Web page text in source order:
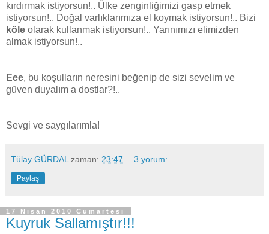
kırdırmak istiyorsun!.. Ülke zenginliğimizi gasp etmek
istiyorsun!.. Doğal varlıklarımıza el koymak istiyorsun!.. Bizi
köle olarak kullanmak istiyorsun!.. Yarınımızı elimizden
almak istiyorsun!..
Eee, bu koşulların neresini beğenip de sizi sevelim ve
güven duyalım a dostlar?!..
Sevgi ve saygılarımla!
Tülay GÜRDAL zaman: 23:47 3 yorum:
Paylaş
17 Nisan 2010 Cumartesi
Kuyruk Sallamıştır!!!